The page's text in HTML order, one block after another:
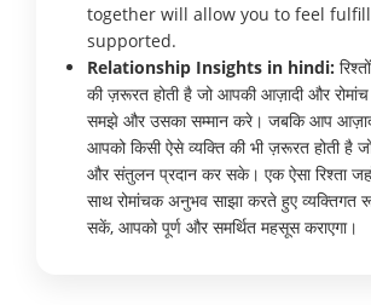
together will allow you to feel
supported.
Relationship Insights in hindi:
की ज़रूरत होती है जो आपकी आज़ादी और
समझे और उसका सम्मान करे। जबकि आप
आपको किसी ऐसे व्यक्ति की भी ज़रूरत होती है
और संतुलन प्रदान कर सके। एक ऐसा रिश्ता
साथ रोमांचक अनुभव साझा करते हुए व्यक्तिगत
सकें, आपको पूर्ण और समर्थित महसूस कराएगा।